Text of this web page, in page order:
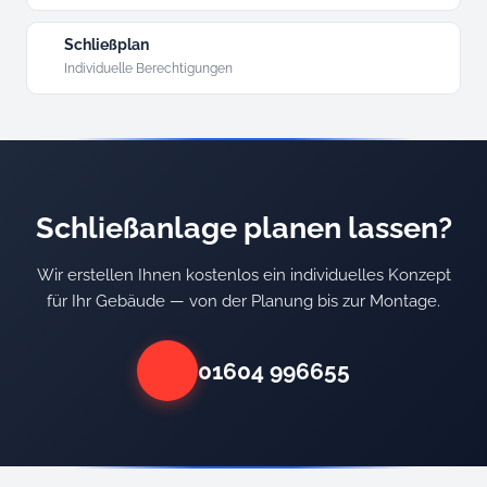
Schließplan
Individuelle Berechtigungen
Schließanlage planen lassen?
Wir erstellen Ihnen kostenlos ein individuelles Konzept
für Ihr Gebäude — von der Planung bis zur Montage.
01604 996655